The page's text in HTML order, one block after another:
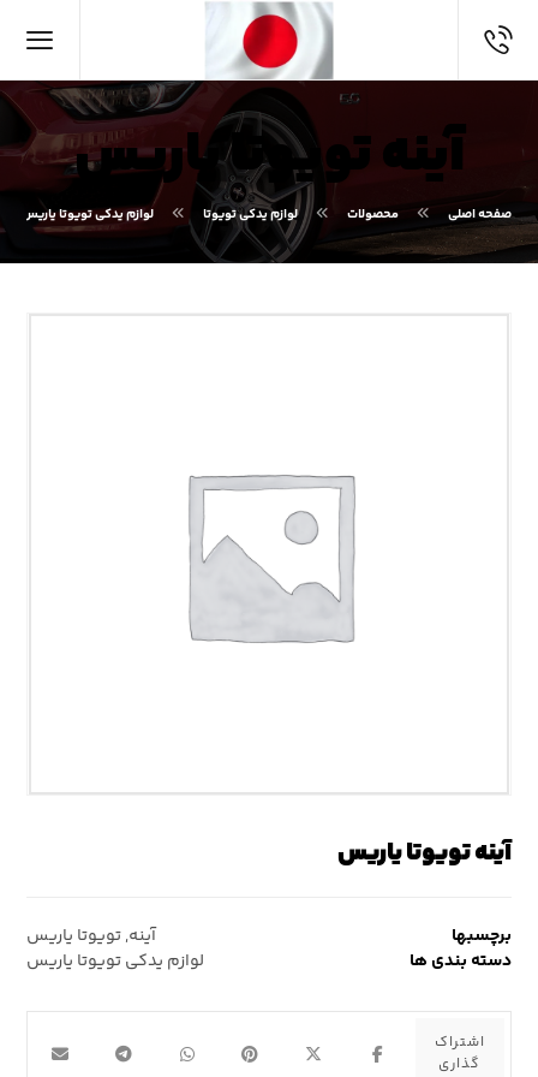
آینه تویوتا یاریس
صفحه اصلی محصولات لوازم یدکی تویوتا لوازم یدکی تویوتا یاریس
آینه تویوتا یاریس
برچسبها آینه,تویوتا یاریس
دسته بندی ها
لوازم یدکی تویوتا یاریس